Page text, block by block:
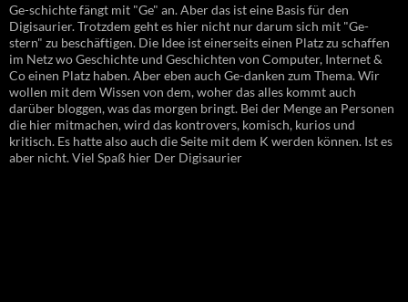
Ge-schichte fängt mit "Ge" an. Aber das ist eine Basis für den
Digisaurier. Trotzdem geht es hier nicht nur darum sich mit "Ge-
stern" zu beschäftigen. Die Idee ist einerseits einen Platz zu schaffen
im Netz wo Geschichte und Geschichten von Computer, Internet &
Co einen Platz haben. Aber eben auch Ge-danken zum Thema. Wir
wollen mit dem Wissen von dem, woher das alles kommt auch
darüber bloggen, was das morgen bringt. Bei der Menge an Personen
die hier mitmachen, wird das kontrovers, komisch, kurios und
kritisch. Es hatte also auch die Seite mit dem K werden können. Ist es
aber nicht. Viel Spaß hier Der Digisaurier